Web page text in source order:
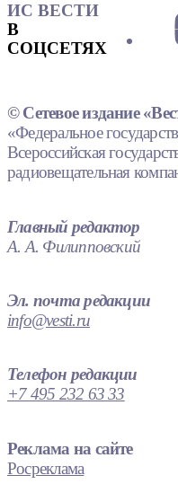
ИС ВЕСТИ
В
СОЦСЕТЯХ
© Сетевое издание
«Федеральное
Всероссийская
радиовещательная
Главный редактор
А. А. Филипповский
Эл. почта редакции
info@vesti.ru
Телефон редакции
+7 495 232 63 33
Реклама на сайте
Росреклама